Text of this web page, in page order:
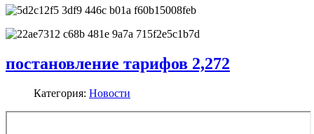
постановление тарифов 2,272
Категория: Новости